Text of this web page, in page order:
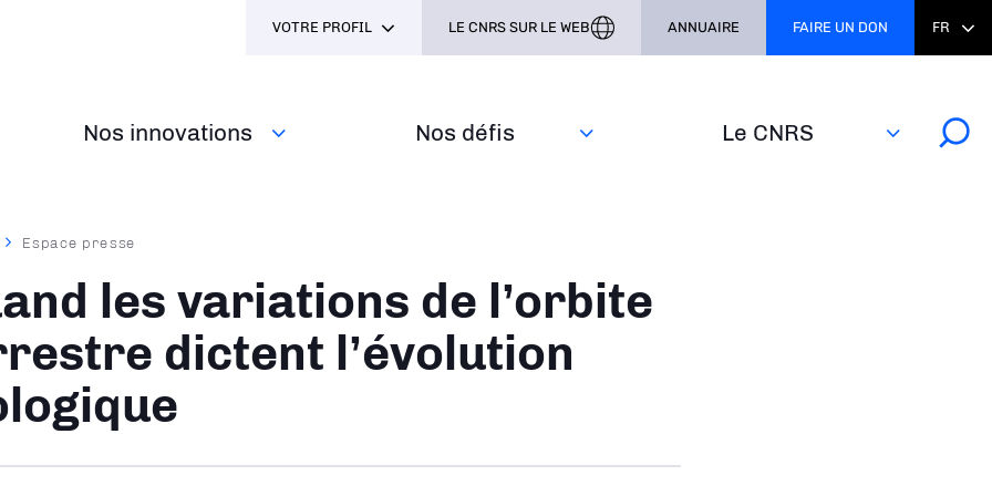
Nos innovations Nos défis‎ Le CNRS
VOTRE PROFIL LE CNRS SUR LE WEB ANNUAIRE FAIRE UN DON FR
Espace presse
les variations de l’orbite
dictent l’évolution